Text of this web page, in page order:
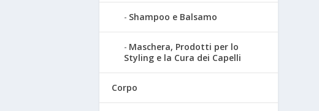
Shampoo e Balsamo
Maschera, Prodotti per lo
Styling e la Cura dei Capelli
Corpo